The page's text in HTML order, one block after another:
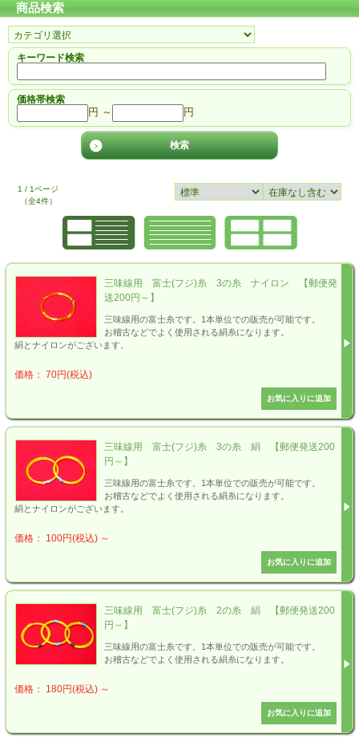
商品検索
キーワード検索
価格帯検索
円 ～ 円
1 / 1ページ
（全4件）
三味線用 富士(フジ)糸 3の糸 ナイロン 【郵便発
送200円～】
三味線用の富士糸です。1本単位での販売が可能です。
お稽古などでよく使用される絹糸になります。
絹とナイロンがございます。
価格： 70円(税込)
三味線用 富士(フジ)糸 3の糸 絹 【郵便発送200
円～】
三味線用の富士糸です。1本単位での販売が可能です。
お稽古などでよく使用される絹糸になります。
絹とナイロンがございます。
価格： 100円(税込) ～
三味線用 富士(フジ)糸 2の糸 絹 【郵便発送200
円～】
三味線用の富士糸です。1本単位での販売が可能です。
お稽古などでよく使用される絹糸になります。
価格： 180円(税込) ～